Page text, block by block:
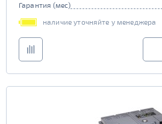
Гарантия (мес)
наличие уточняйте у менеджера